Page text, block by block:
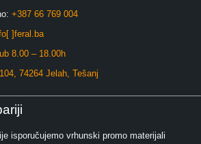
+387 66 769 004
]feral.ba
8.00 – 18.00h
74264 Jelah, Tešanj
isporučujemo vrhunski promo materijali